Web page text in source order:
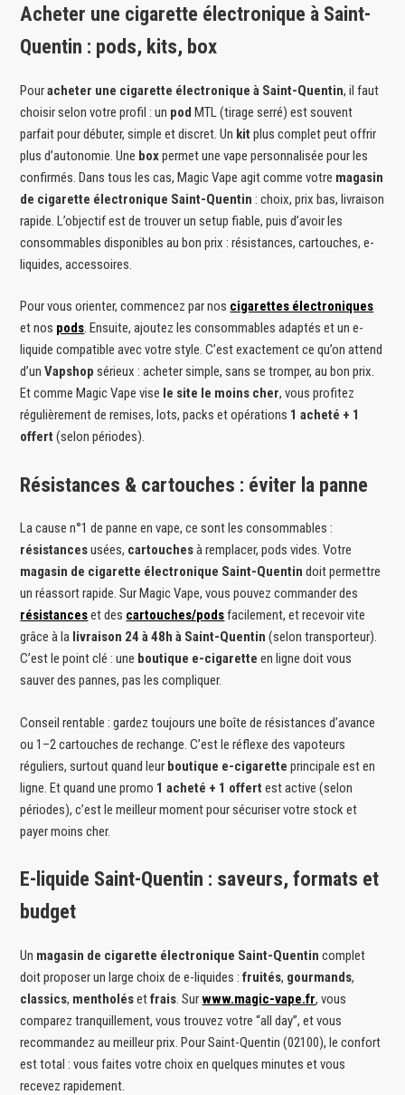
Acheter une cigarette électronique à Saint-
Quentin : pods, kits, box
Pouracheter une cigarette électronique à Saint-Quentin, il faut
choisir selon votre profil : un pod MTL (tirage serré) est souvent
parfait pour débuter, simple et discret. Un kit plus complet peut offrir
plus d’autonomie. Une boxpermet une vape personnalisée pour les
confirmés. Dans tous les cas, Magic Vape agit comme votre magasin
de cigarette électronique Saint-Quentin : choix, prix bas, livraison
rapide. L’objectif est de trouver un setup fiable, puis d’avoir les
consommables disponibles au bon prix : résistances, cartouches, e-
liquides, accessoires.
Pour vous orienter, commencez par nos cigarettes électroniques
et nos pods. Ensuite, ajoutez les consommables adaptés et un e-
liquide compatible avec votre style. C’est exactement ce qu’on attend
d’unVapshop sérieux : acheter simple, sans se tromper, au bon prix.
Et comme Magic Vape vise le site le moins cher, vous profitez
régulièrement de remises, lots, packs et opérations 1 acheté + 1
offert (selon périodes).
Résistances & cartouches : éviter la panne
La cause n°1 de panne en vape, ce sont les consommables :
résistancesusées, cartouchesà remplacer, pods vides. Votre
magasin de cigarette électronique Saint-Quentin doit permettre
un réassort rapide. Sur Magic Vape, vous pouvez commander des
résistanceset des cartouches/podsfacilement, et recevoir vite
grâce à la livraison 24 à 48h à Saint-Quentin (selon transporteur).
C’est le point clé : une boutique e-cigarette en ligne doit vous
sauver des pannes, pas les compliquer.
Conseil rentable : gardez toujours une boîte de résistances d’avance
ou 1–2 cartouches de rechange. C’est le réflexe des vapoteurs
réguliers, surtout quand leur boutique e-cigarette principale est en
ligne. Et quand une promo 1 acheté + 1 offert est active (selon
périodes), c’est le meilleur moment pour sécuriser votre stock et
payer moins cher.
E-liquide Saint-Quentin : saveurs, formats et
budget
Un magasin de cigarette électronique Saint-Quentin complet
doit proposer un large choix de e-liquides :fruités, gourmands,
classics, mentholésetfrais. Surwww.magic-vape.fr, vous
comparez tranquillement, vous trouvez votre “all day”, et vous
recommandez au meilleur prix. Pour Saint-Quentin (02100), le confort
est total : vous faites votre choix en quelques minutes et vous
recevez rapidement.